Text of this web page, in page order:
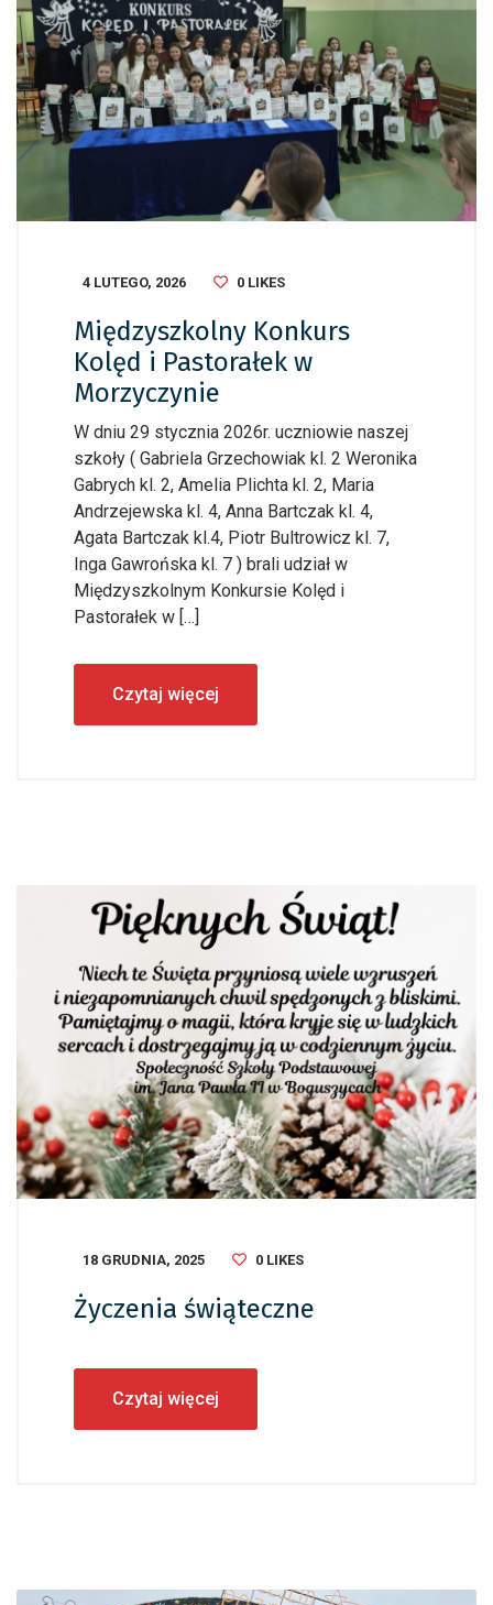
4 LUTEGO, 2026 0 LIKES
Międzyszkolny Konkurs
Kolęd i Pastorałek w
Morzyczynie
W dniu 29 stycznia 2026r. uczniowie naszej
szkoły ( Gabriela Grzechowiak kl. 2 Weronika
Gabrych kl. 2, Amelia Plichta kl. 2, Maria
Andrzejewska kl. 4, Anna Bartczak kl. 4,
Agata Bartczak kl.4, Piotr Bultrowicz kl. 7,
Inga Gawrońska kl. 7 ) brali udział w
Międzyszkolnym Konkursie Kolęd i
Pastorałek w […]
Czytaj więcej
18 GRUDNIA, 2025 0 LIKES
Życzenia świąteczne
Czytaj więcej